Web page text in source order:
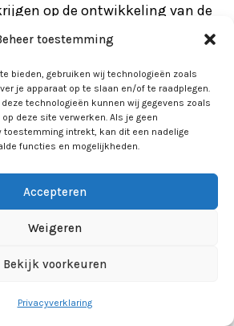
toestemming
bieden, gebruiken wij technologieën zoals
je apparaat op te slaan en/of te raadplegen.
technologieën kunnen wij gegevens zoals
deze site verwerken. Als je geen
intrekt, kan dit een nadelige
functies en mogelijkheden.
Accepteren
Weigeren
Bekijk voorkeuren
Privacyverklaring
op de ontwikkeling van de
manier dat je de leerling
Er zijn al heel veel
en instrumenten
van leerlingen in
maar die richten zich
Daar waar je voor
van
juist wilt afwijken van dit
de geijkte wegen van
slag moeten.